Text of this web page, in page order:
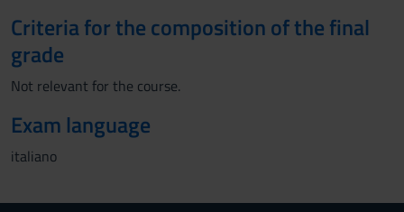
Criteria for the composition of the final
grade
Not relevant for the course.
Exam language
italiano